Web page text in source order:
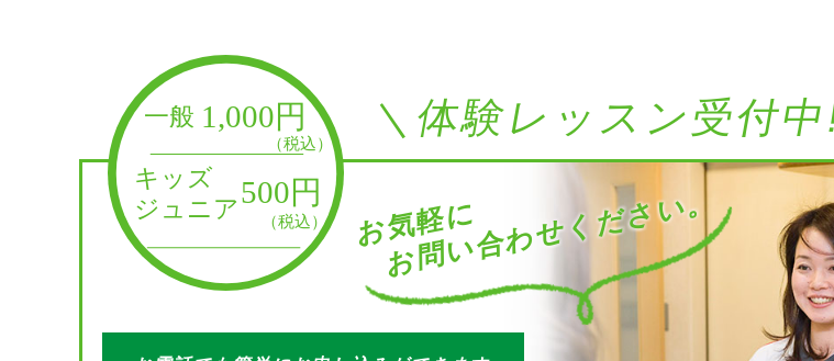
＼体験レッスン受付
お気軽に
お問い合わせください。